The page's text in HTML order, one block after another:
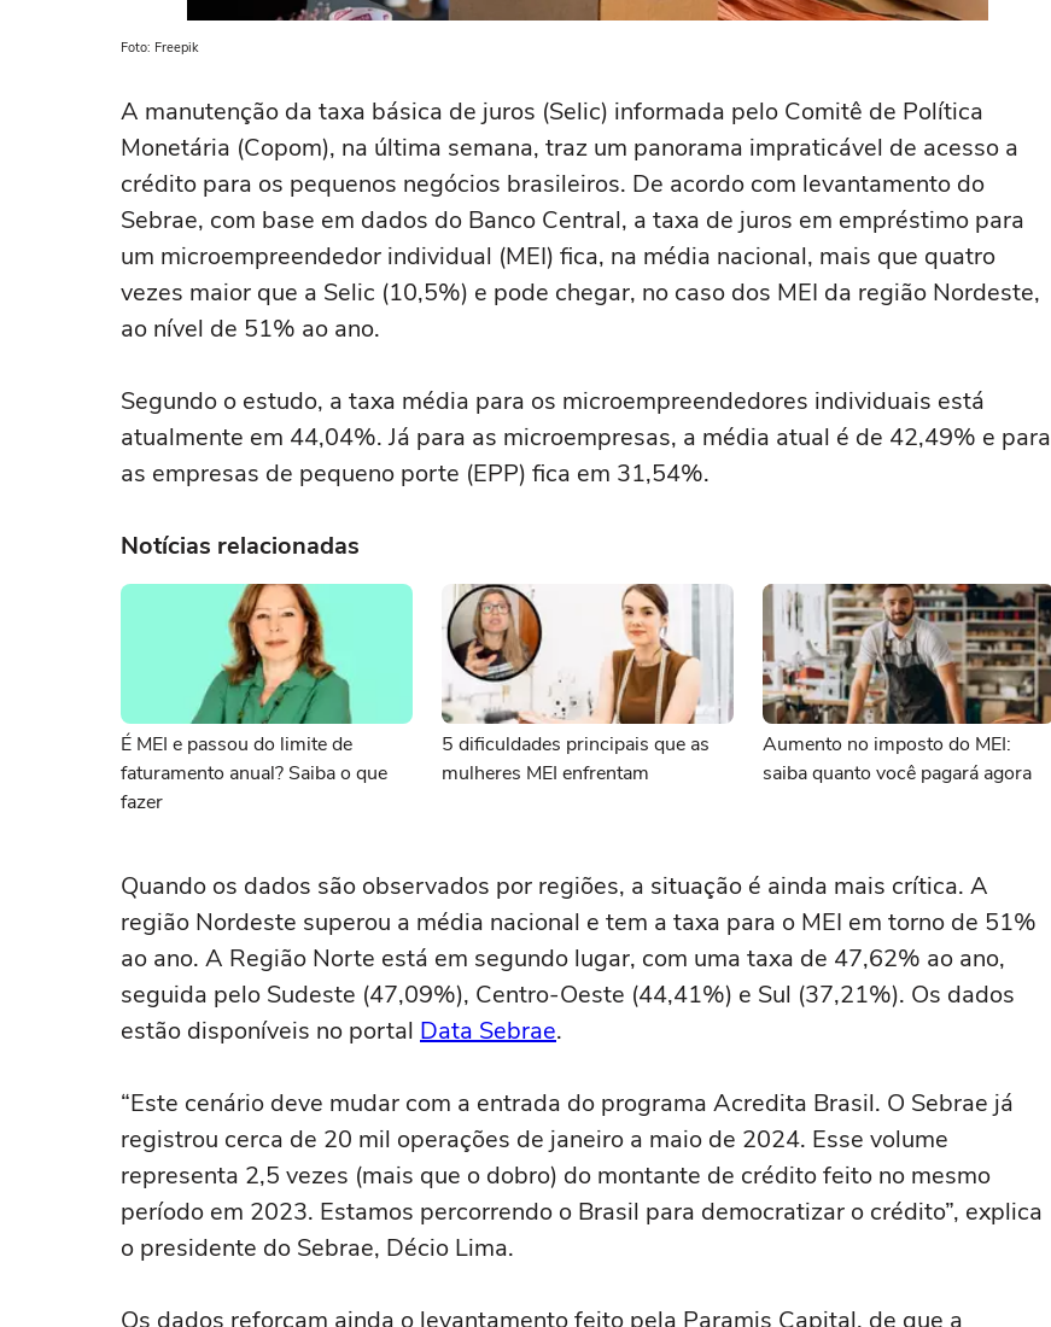
Foto: Freepik
A manutenção da taxa básica de juros (Selic) informada pelo Comitê de Política
Monetária (Copom), na última semana, traz um panorama impraticável de acesso a
crédito para os pequenos negócios brasileiros. De acordo com levantamento do
Sebrae, com base em dados do Banco Central, a taxa de juros em empréstimo para
um microempreendedor individual (MEI) fica, na média nacional, mais que quatro
vezes maior que a Selic (10,5%) e pode chegar, no caso dos MEI da região Nordeste,
ao nível de 51% ao ano.
Segundo o estudo, a taxa média para os microempreendedores individuais está
atualmente em 44,04%. Já para as microempresas, a média atual é de 42,49% e para
as empresas de pequeno porte (EPP) fica em 31,54%.
Notícias relacionadas
É MEI e passou do limite de
faturamento anual? Saiba o que
fazer
5 dificuldades principais que as
mulheres MEI enfrentam
Aumento no imposto do MEI:
saiba quanto você pagará agora
Quando os dados são observados por regiões, a situação é ainda mais crítica. A
região Nordeste superou a média nacional e tem a taxa para o MEI em torno de 51%
ao ano. A Região Norte está em segundo lugar, com uma taxa de 47,62% ao ano,
seguida pelo Sudeste (47,09%), Centro-Oeste (44,41%) e Sul (37,21%). Os dados
estão disponíveis no portal Data Sebrae.
“Este cenário deve mudar com a entrada do programa Acredita Brasil. O Sebrae já
registrou cerca de 20 mil operações de janeiro a maio de 2024. Esse volume
representa 2,5 vezes (mais que o dobro) do montante de crédito feito no mesmo
período em 2023. Estamos percorrendo o Brasil para democratizar o crédito”, explica
o presidente do Sebrae, Décio Lima.
Os dados reforçam ainda o levantamento feito pela Paramis Capital, de que a